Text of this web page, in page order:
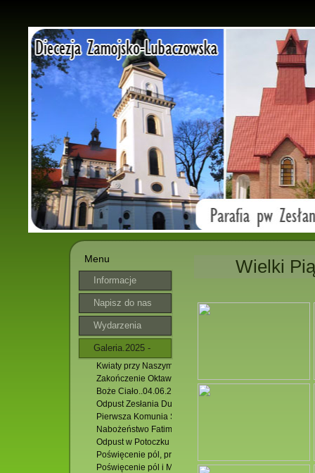
Menu
Informacje
parafialne
Napisz do nas
Wydarzenia
Galeria.2025 -
2026
Kwiaty przy Naszym Kościele.02.07.2026 r.
Zakończenie Oktawy Bożego Ciała. 11.06.2026 r.
Boże Ciało..04.06.2026r.
Odpust Zesłania Ducha Świętego. 24.05.2026 r.
Pierwsza Komunia Świeta. 17.05.2026 r.
Nabożeństwo Fatimskie. 13.05.2026 r.
Odpust w Potoczku ku czci Św. BP. Stanisława.
Poświęcenie pól, procesja, Majówka w Podzamku.
Poświęcenie pól i Msza św. w Hutkach. 26.04.2026 r.
Wielki